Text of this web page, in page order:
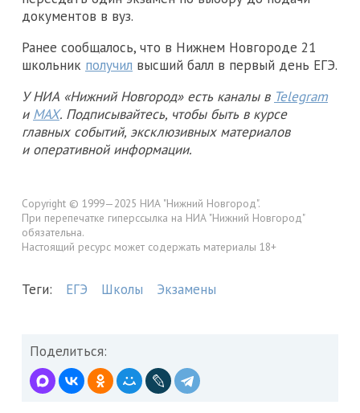
документов в вуз.
Ранее сообщалось, что в Нижнем Новгороде 21
школьник получил высший балл в первый день ЕГЭ.
У НИА «Нижний Новгород» есть каналы в Telegram
и MAX. Подписывайтесь, чтобы быть в курсе
главных событий, эксклюзивных материалов
и оперативной информации.
Copyright © 1999—2025 НИА "Нижний Новгород".
При перепечатке гиперссылка на НИА "Нижний Новгород"
обязательна.
Настоящий ресурс может содержать материалы 18+
Теги: ЕГЭ Школы Экзамены
Поделиться: